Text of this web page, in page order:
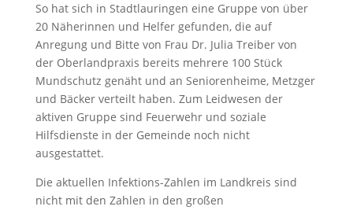
So hat sich in Stadtlauringen eine Gruppe von über
20 Näherinnen und Helfer gefunden, die auf
Anregung und Bitte von Frau Dr. Julia Treiber von
der Oberlandpraxis bereits mehrere 100 Stück
Mundschutz genäht und an Seniorenheime, Metzger
und Bäcker verteilt haben. Zum Leidwesen der
aktiven Gruppe sind Feuerwehr und soziale
Hilfsdienste in der Gemeinde noch nicht
ausgestattet.
Die aktuellen Infektions-Zahlen im Landkreis sind
nicht mit den Zahlen in den großen